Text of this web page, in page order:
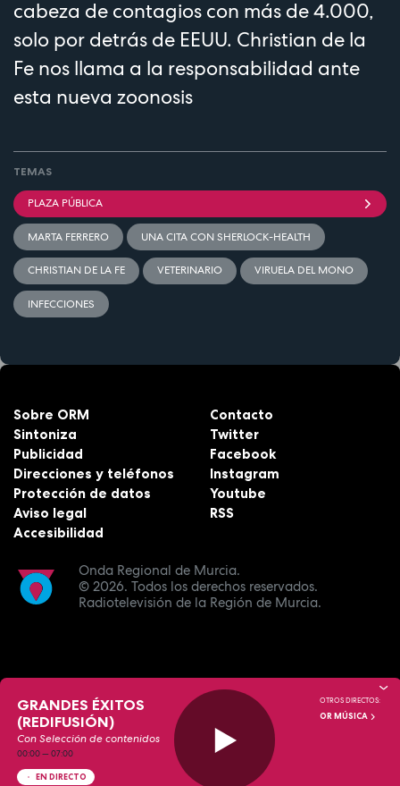
cabeza de contagios con más de 4.000,
solo por detrás de EEUU. Christian de la
Fe nos llama a la responsabilidad ante
esta nueva zoonosis
TEMAS
PLAZA PÚBLICA
MARTA FERRERO UNA CITA CON SHERLOCK-HEALTH
CHRISTIAN DE LA FE VETERINARIO VIRUELA DEL MONO
INFECCIONES
Onda Regional de Murcia.
© 2026. Todos los derechos reservados.
Radiotelevisión de la Región de Murcia.
Sobre ORM
Sintoniza
Publicidad
Direcciones y teléfonos
Protección de datos
Aviso legal
Accesibilidad
Contacto
Twitter
Facebook
Instagram
Youtube
RSS
GRANDES ÉXITOS
(REDIFUSIÓN)
Con Selección de contenidos
00:00—07:00
EN DIRECTO
OTROS DIRECTOS:
OR MÚSICA